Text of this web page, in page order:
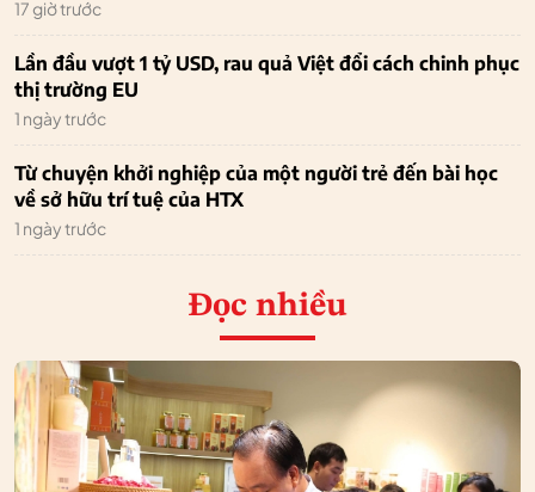
17 giờ trước
Lần đầu vượt 1 tỷ USD, rau quả Việt đổi cách chinh phục
thị trường EU
1 ngày trước
Từ chuyện khởi nghiệp của một người trẻ đến bài học
về sở hữu trí tuệ của HTX
1 ngày trước
Đọc nhiều